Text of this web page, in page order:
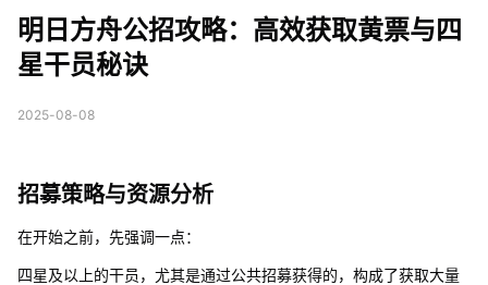
明日方舟公招攻略：高效获取黄票与四
星干员秘诀
2025-08-08
招募策略与资源分析
在开始之前，先强调一点：
四星及以上的干员，尤其是通过公共招募获得的，构成了获取大量